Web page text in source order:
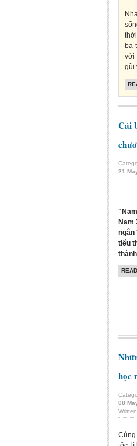
ba
với
gũi
Cái
21
Nam
ngắn
tiểu
học
08
Cùng